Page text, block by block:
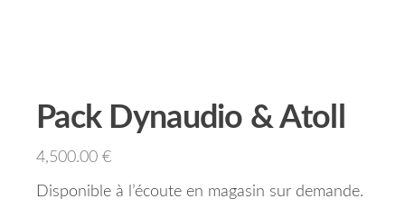
Pack Dynaudio & Atoll
4,500.00 €
Disponible à l’écoute en magasin sur demande.